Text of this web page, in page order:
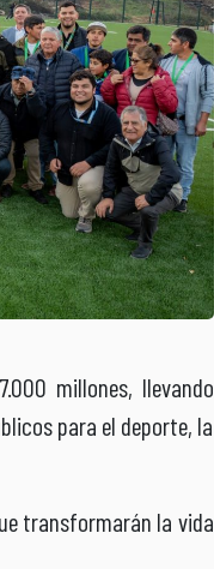
millones, llevando
para el deporte, la
transformarán la vida